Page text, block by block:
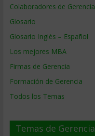
Colaboradores de Gerencia
Glosario
Glosario Inglés – Español
Los mejores MBA
Firmas de Gerencia
Formación de Gerencia
Todos los Temas
Temas de Gerencia